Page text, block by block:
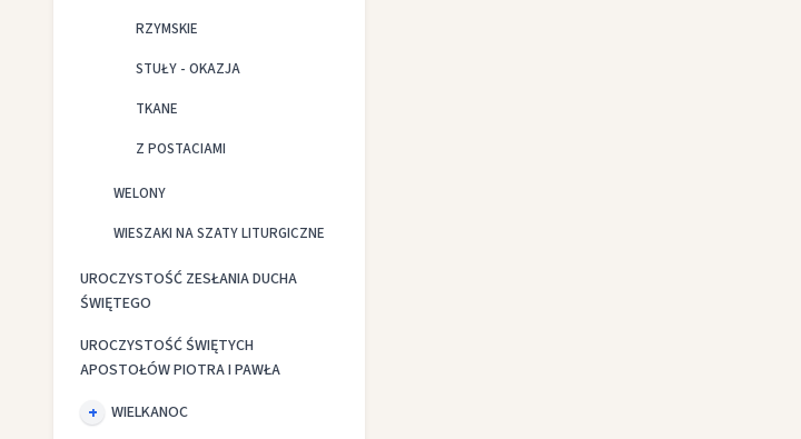
RZYMSKIE
STUŁY - OKAZJA
TKANE
Z POSTACIAMI
WELONY
WIESZAKI NA SZATY LITURGICZNE
UROCZYSTOŚĆ ZESŁANIA DUCHA
ŚWIĘTEGO
UROCZYSTOŚĆ ŚWIĘTYCH
APOSTOŁÓW PIOTRA I PAWŁA
WIELKANOC